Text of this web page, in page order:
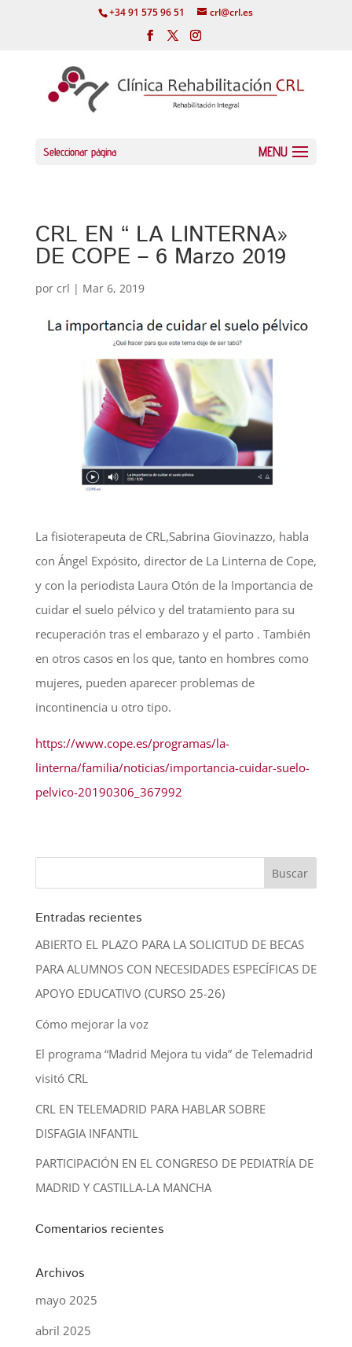
+34 91 575 96 51 crl@crl.es
Seleccionar página
CRL EN “ LA LINTERNA»
DE COPE – 6 Marzo 2019
por crl | Mar 6, 2019
La fisioterapeuta de CRL,Sabrina Giovinazzo, habla
con Ángel Expósito, director de La Linterna de Cope,
y con la periodista Laura Otón de la Importancia de
cuidar el suelo pélvico y del tratamiento para su
recuperación tras el embarazo y el parto . También
en otros casos en los que, tanto en hombres como
mujeres, pueden aparecer problemas de
incontinencia u otro tipo.
https://www.cope.es/programas/la-
linterna/familia/noticias/importancia-cuidar-suelo-
pelvico-20190306_367992
Entradas recientes
ABIERTO EL PLAZO PARA LA SOLICITUD DE BECAS
PARA ALUMNOS CON NECESIDADES ESPECÍFICAS DE
APOYO EDUCATIVO (CURSO 25-26)
Cómo mejorar la voz
El programa “Madrid Mejora tu vida” de Telemadrid
visitó CRL
CRL EN TELEMADRID PARA HABLAR SOBRE
DISFAGIA INFANTIL
PARTICIPACIÓN EN EL CONGRESO DE PEDIATRÍA DE
MADRID Y CASTILLA-LA MANCHA
Comentarios recientes
Archivos
mayo 2025
abril 2025